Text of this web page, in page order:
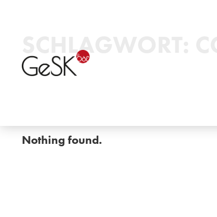
SCHLAGWORT:
Nothing found.